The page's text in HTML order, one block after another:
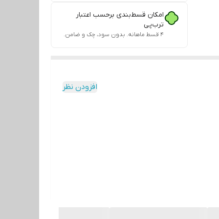
امکان قسط‌بندی برحسب اعتبار
ترب‌پی
۴ قسط ماهانه. بدون سود، چک و ضامن.
افزودن نظر